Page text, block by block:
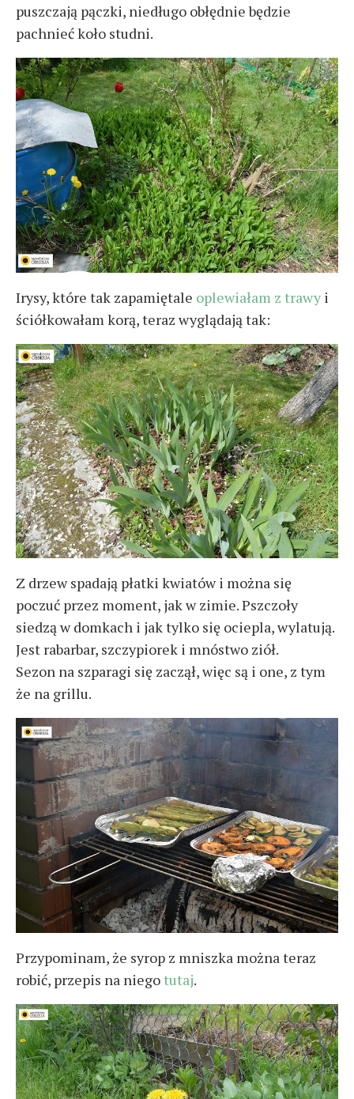
puszczają pączki, niedługo obłędnie będzie
pachnieć koło studni.
Irysy, które tak zapamiętale oplewiałam z trawy i
ściółkowałam korą, teraz wyglądają tak:
Z drzew spadają płatki kwiatów i można się
poczuć przez moment, jak w zimie. Pszczoły
siedzą w domkach i jak tylko się ociepla, wylatują.
Jest rabarbar, szczypiorek i mnóstwo ziół.
Sezon na szparagi się zaczął, więc są i one, z tym
że na grillu.
Przypominam, że syrop z mniszka można teraz
robić, przepis na niegotutaj.